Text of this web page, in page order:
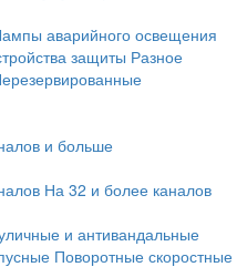
аварийного освещения
защиты Разное
и больше
На 32 и более каналов
и антивандальные
Поворотные скоростные